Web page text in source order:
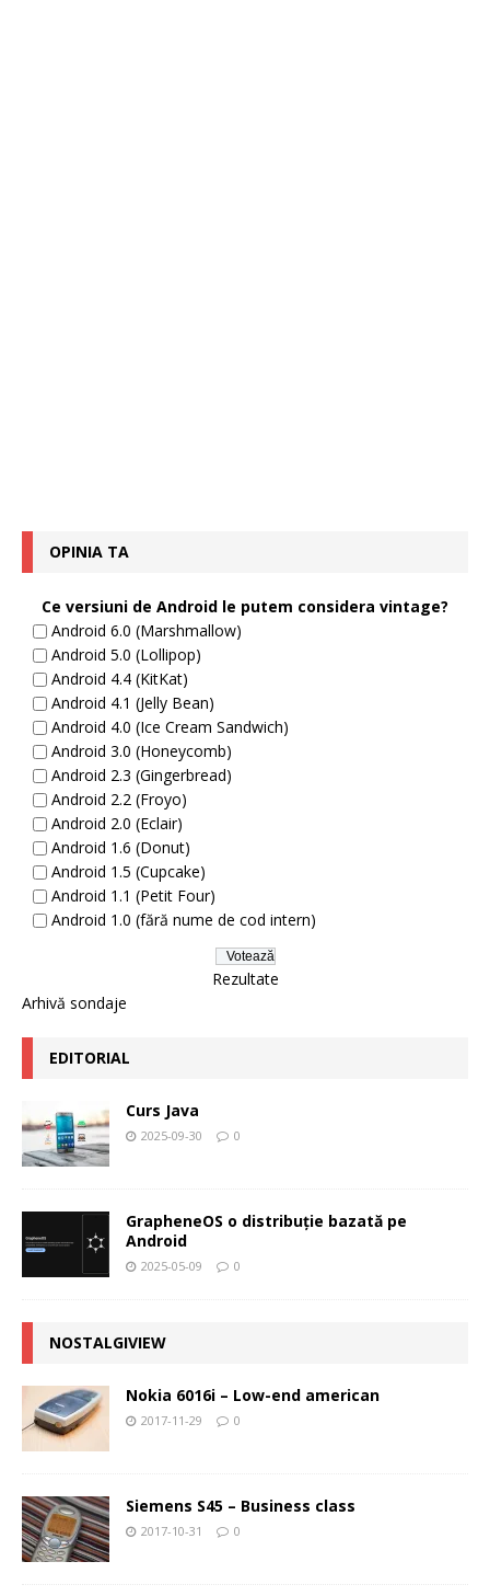
OPINIA TA
Ce versiuni de Android le putem considera vintage?
Android 6.0 (Marshmallow)
Android 5.0 (Lollipop)
Android 4.4 (KitKat)
Android 4.1 (Jelly Bean)
Android 4.0 (Ice Cream Sandwich)
Android 3.0 (Honeycomb)
Android 2.3 (Gingerbread)
Android 2.2 (Froyo)
Android 2.0 (Eclair)
Android 1.6 (Donut)
Android 1.5 (Cupcake)
Android 1.1 (Petit Four)
Android 1.0 (fără nume de cod intern)
Rezultate
Arhivă sondaje
EDITORIAL
Curs Java
2025-09-30 0
GrapheneOS o distribuție bazată pe
Android
2025-05-09 0
NOSTALGIVIEW
Nokia 6016i – Low-end american
2017-11-29 0
Siemens S45 – Business class
2017-10-31 0